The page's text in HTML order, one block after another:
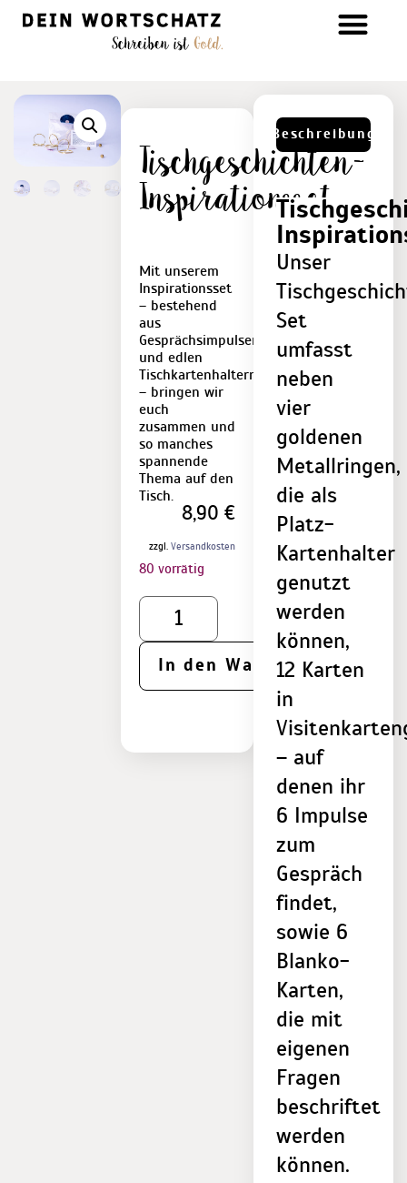
Tischgeschichten-
Inspirationsset
Mit unserem
Inspirationsset
– bestehend
aus
Gesprächsimpulsen
und edlen
Tischkartenhaltern
– bringen wir
euch
zusammen und
so manches
spannende
Thema auf den
Tisch.
8,90€
zzgl.Versandkosten
80 vorrätig
In den Warenkorb
Beschreibung
Unser
Set
umfasst
neben
vier
goldenen
Metallringen,
die als
Platz-
Kartenhalter
genutzt
werden
können,
12 Karten
in
– auf
denen ihr
6 Impulse
zum
Gespräch
findet,
sowie 6
Blanko-
Karten,
die mit
eigenen
Fragen
beschriftet
werden
können.